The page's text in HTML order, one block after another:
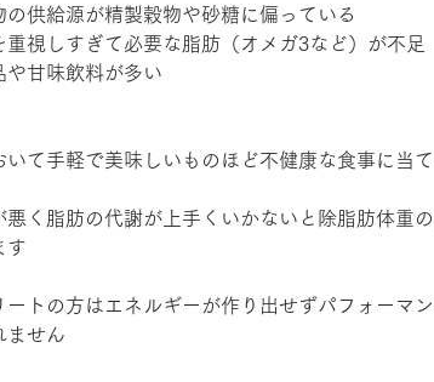
給源が精製穀物や砂糖に偏っている
しすぎて必要な脂肪（オメガ3など）が不足
甘味飲料が多い
いて手軽で美味しいものほど不健康な食事に当
悪く脂肪の代謝が上手くいかないと除脂肪体重
す
ートの方はエネルギーが作り出せずパフォーマ
ません